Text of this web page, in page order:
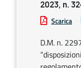
2023, n.
Scarica
D.M. n.